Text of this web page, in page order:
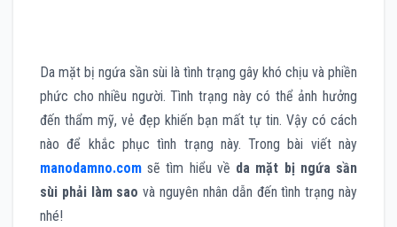
Da mặt bị ngứa sần sùi là tình trạng gây khó chịu và phiền
phức cho nhiều người. Tình trạng này có thể ảnh hưởng
đến thẩm mỹ, vẻ đẹp khiến bạn mất tự tin. Vậy có cách
nào để khắc phục tình trạng này. Trong bài viết này
manodamno.com sẽ tìm hiểu về da mặt bị ngứa sần
sùi phải làm saovà nguyên nhân dẫn đến tình trạng này
nhé!